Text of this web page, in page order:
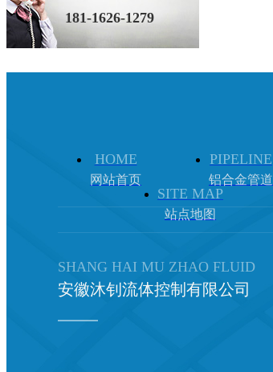
181-1626-1279
HOME
网站首页
PIPELINE
铝合金管道
SITE MAP
站点地图
SHANG HAI MU ZHAO FLUID
安徽沐钊流体控制有限公司